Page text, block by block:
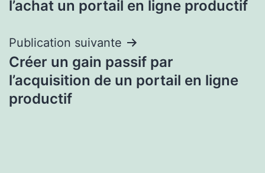
l’achat un portail en ligne productif
Publication suivante
Créer un gain passif par
l’acquisition de un portail en ligne
productif